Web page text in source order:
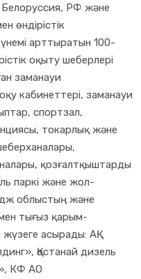
РФ және
өндірістік
үнемі арттыратын 100-
оқыту шеберлері
заманауи
кабинеттері, заманауи
спортзал,
токарлық және
қозғалтқыштарды
паркі және жол-
облыстың және
тығыз қарым-
асырады: АҚ
Қостанай дизель
КФ АО